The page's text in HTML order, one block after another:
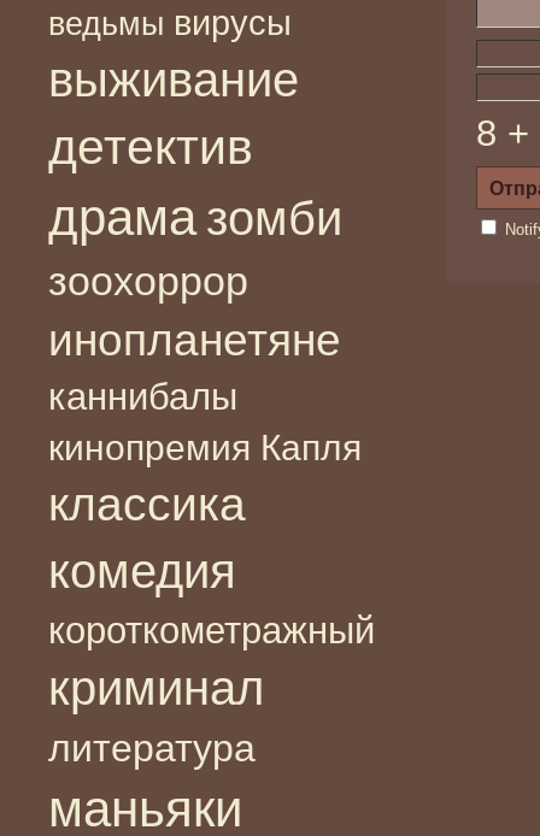
ведьмы вирусы
выживание
детектив
драма зомби
зоохоррор
инопланетяне
каннибалы
кинопремия Капля
классика
комедия
короткометражный
криминал
литература
маньяки
8